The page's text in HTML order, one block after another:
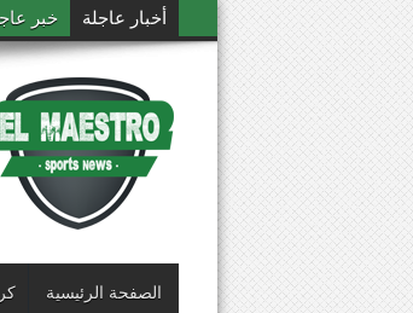
أخبار عاجلة خبر
الصفحة الرئيسية